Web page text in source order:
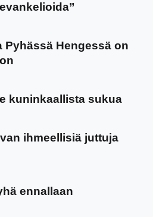
Pyhässä Hengessä on
kuninkaallista sukua
ihmeellisiä juttuja
ennallaan